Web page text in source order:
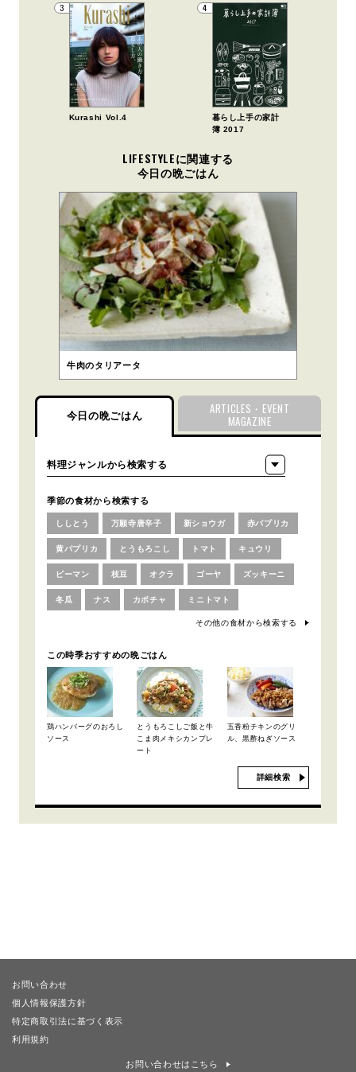
3
Kurashi Vol.4
4
暮らし上手の家計
簿 2017
LIFESTYLEに関連する
今日の晩ごはん
牛肉のタリアータ
今日の晩ごはん
ARTICLES・EVENT
MAGAZINE
季節の食材から検索する
ししとう 万願寺唐辛子 新ショウガ 赤パプリカ
黄パプリカ とうもろこし トマト キュウリ
ピーマン 枝豆 オクラ ゴーヤ ズッキーニ
冬瓜 ナス カボチャ ミニトマト
その他の食材から検索する
この時季おすすめの晩ごはん
鶏ハンバーグのおろし
ソース
とうもろこしご飯と牛
こま肉メキシカンプレ
ート
五香粉チキンのグリ
ル、黒酢ねぎソース
詳細検索
お問い合わせ
個人情報保護方針
特定商取引法に基づく表示
利用規約
お問い合わせはこちら